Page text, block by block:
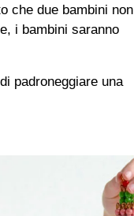
che due bambini non
i bambini saranno
padroneggiare una